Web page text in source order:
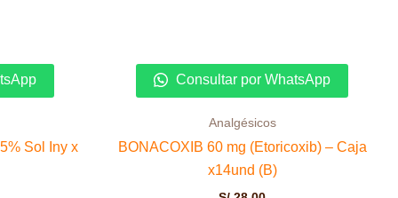
Sol Iny x
Consultar por WhatsApp
Analgésicos
BONACOXIB 60 mg (Etoricoxib) – Caja
x14und (B)